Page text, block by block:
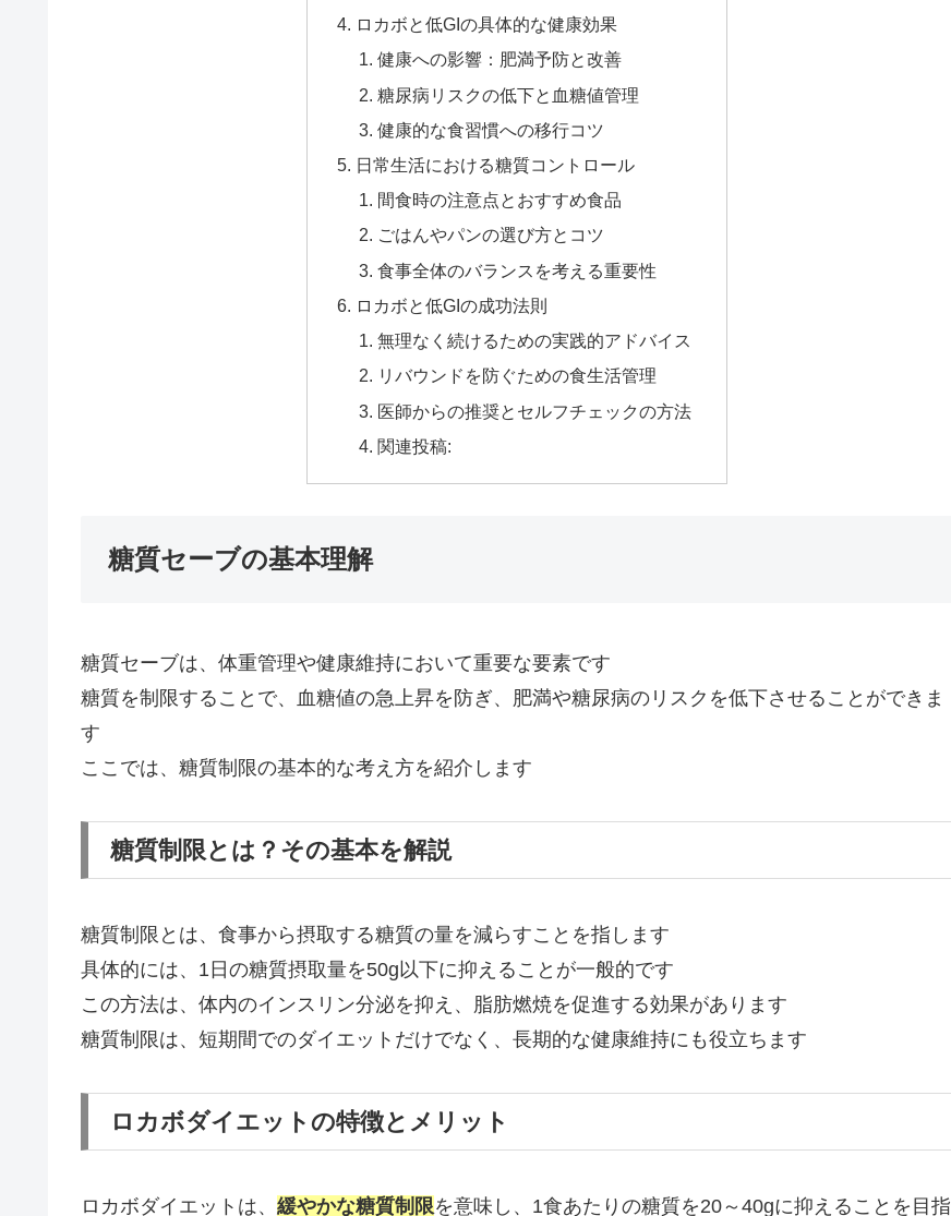
ロカボと低GIの具体的な健康効果
健康への影響：肥満予防と改善
糖尿病リスクの低下と血糖値管理
健康的な食習慣への移行コツ
日常生活における糖質コントロール
間食時の注意点とおすすめ食品
ごはんやパンの選び方とコツ
食事全体のバランスを考える重要性
ロカボと低GIの成功法則
無理なく続けるための実践的アドバイス
リバウンドを防ぐための食生活管理
医師からの推奨とセルフチェックの方法
関連投稿:
糖質セーブの基本理解
糖質セーブは、体重管理や健康維持において重要な要素です
糖質を制限することで、血糖値の急上昇を防ぎ、肥満や糖尿病のリスクを低下させることができま
す
ここでは、糖質制限の基本的な考え方を紹介します
糖質制限とは？その基本を解説
糖質制限とは、食事から摂取する糖質の量を減らすことを指します
具体的には、1日の糖質摂取量を50g以下に抑えることが一般的です
この方法は、体内のインスリン分泌を抑え、脂肪燃焼を促進する効果があります
糖質制限は、短期間でのダイエットだけでなく、長期的な健康維持にも役立ちます
ロカボダイエットの特徴とメリット
ロカボダイエットは、 緩やかな糖質制限を意味し、1食あたりの糖質を20～40gに抑えることを目指